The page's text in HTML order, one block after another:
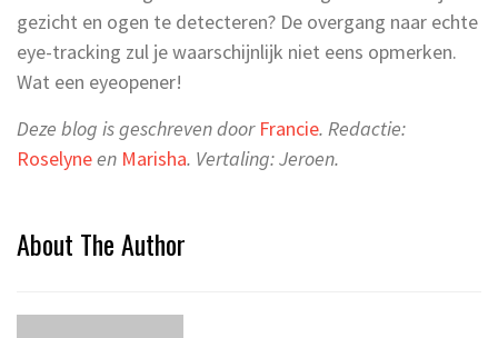
gezicht en ogen te detecteren? De overgang naar echte
eye-tracking zul je waarschijnlijk niet eens opmerken.
Wat een eyeopener!
Deze blog is geschreven door Francie. Redactie:
Roselyneen Marisha. Vertaling: Jeroen.
About The Author